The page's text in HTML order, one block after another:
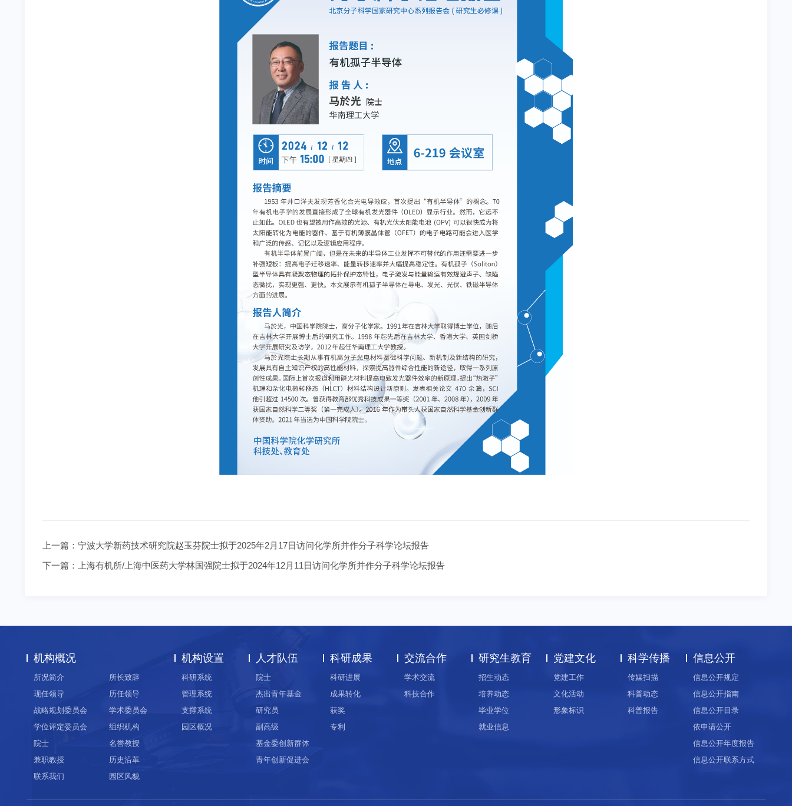
上一篇： 宁波大学新药技术研究院赵玉芬院士拟于2025年2月17日访问化学所并作分子科学论坛报告
下一篇：
上海有机所/上海中医药大学林国强院士拟于2024年12月11日访问化学所并作分子科学论坛报告
机构概况
所况简介
所长致辞
现任领导
历任领导
战略规划委员会
学术委员会
学位评定委员会
组织机构
院士
名誉教授
兼职教授
历史沿革
联系我们
园区风貌
机构设置
科研系统
管理系统
支撑系统
园区概况
人才队伍
院士
杰出青年基金
研究员
副高级
基金委创新群体
青年创新促进会
科研成果
科研进展
成果转化
获奖
专利
交流合作
学术交流
科技合作
研究生教育
招生动态
培养动态
毕业学位
就业信息
党建文化
党建工作
文化活动
形象标识
科学传播
传媒扫描
科普动态
科普报告
信息公开
信息公开规定
信息公开指南
信息公开目录
依申请公开
信息公开年度报告
信息公开联系方式